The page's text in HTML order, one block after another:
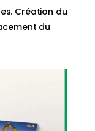
Création du
du